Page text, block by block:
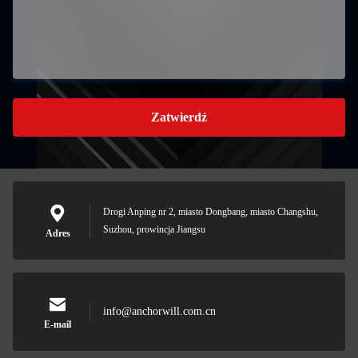
Zatwierdź
Adres
Drogi Anping nr 2, miasto Dongbang, miasto Changshu,
Suzhou, prowincja Jiangsu
E-mail
info@anchorwill.com.cn